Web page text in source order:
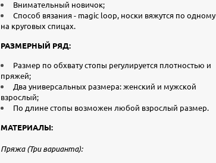
Внимательный новичок;
Способ вязания - magic loop, носки вяжутся по одному
на круговых спицах.
РАЗМЕРНЫЙ РЯД:
Размер по обхвату стопы регулируется плотностью и
пряжей;
Два универсальных размера: женский и мужской
взрослый;
По длине стопы возможен любой взрослый размер.
МАТЕРИАЛЫ:
Пряжа (Три варианта):